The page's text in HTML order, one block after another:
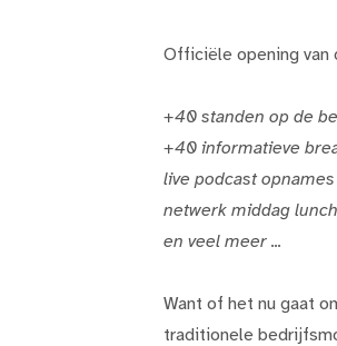
Officiële opening van
+40 standen op de
+40 informatieve
live podcast opnames
netwerk middag
en veel meer ...
Want of het nu gaat
traditionele